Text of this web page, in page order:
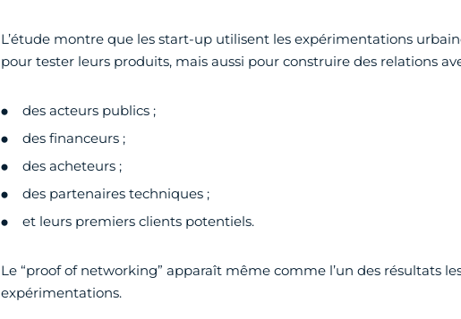
L’étude montre que les start-up utilisent les expérimentations
pour tester leurs produits, mais aussi pour construire des relations
des acteurs publics ;
des financeurs ;
des acheteurs ;
des partenaires techniques ;
et leurs premiers clients potentiels.
Le “proof of networking” apparaît même comme l’un des résultats
expérimentations.